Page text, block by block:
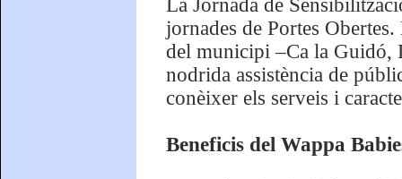
La Jornada de
jornades de Portes
del municipi –Ca la Guidó,
nodrida assistència de
conèixer els serveis i
Beneficis del Wappa